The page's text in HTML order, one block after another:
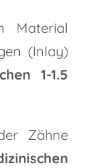
Material
(Inlay)
1-1.5
Zähne